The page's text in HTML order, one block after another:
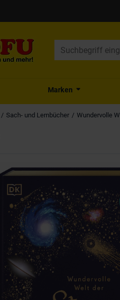
Marken
Sach- und Lernbücher Wundervolle